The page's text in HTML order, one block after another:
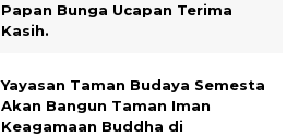
Papan Bunga Ucapan Terima
Kasih.
Yayasan Taman Budaya Semesta
Akan Bangun Taman Iman
Keagamaan Buddha di